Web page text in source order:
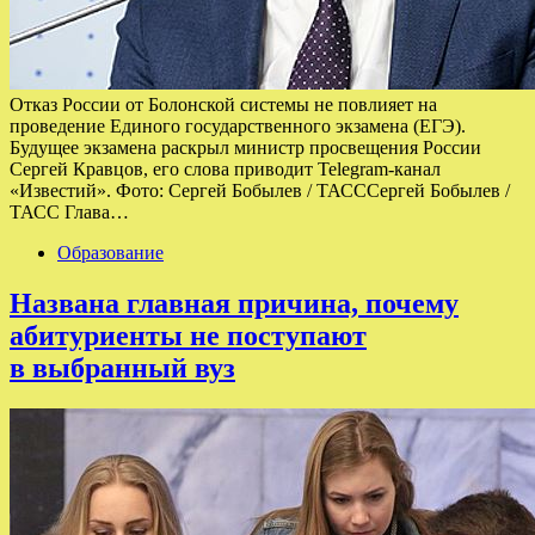
Отказ России от Болонской системы не повлияет на
проведение Единого государственного экзамена (ЕГЭ).
Будущее экзамена раскрыл министр просвещения России
Сергей Кравцов, его слова приводит Telegram-канал
«Известий». Фото: Сергей Бобылев / ТАСССергей Бобылев /
ТАСС Глава…
Образование
Названа главная причина, почему
абитуриенты не поступают
в выбранный вуз